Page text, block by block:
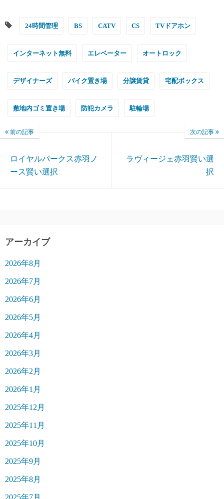
24時間管理 BS CATV CS TVドアホン
インターネット無料 エレベーター オートロック
デザイナーズ バイク置き場 分譲賃貸 宅配ボックス
敷地内ゴミ置き場 防犯カメラ 駐輪場
前の記事
ロイヤルパークス赤羽ノ
ース賢い選択
次の記事
ラヴィージェ赤羽賢い選
択
アーカイブ
2026年8月
2026年7月
2026年6月
2026年5月
2026年4月
2026年3月
2026年2月
2026年1月
2025年12月
2025年11月
2025年10月
2025年9月
2025年8月
2025年7月